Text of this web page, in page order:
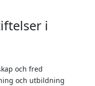
i
och fred
och utbildning